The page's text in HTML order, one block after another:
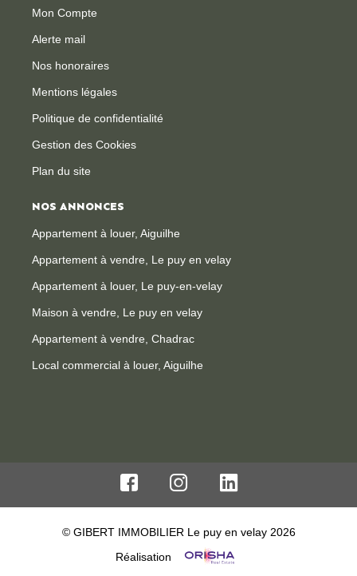
Mon Compte
Alerte mail
Nos honoraires
Mentions légales
Politique de confidentialité
Gestion des Cookies
Plan du site
NOS ANNONCES
Appartement à louer, Aiguilhe
Appartement à vendre, Le puy en velay
Appartement à louer, Le puy-en-velay
Maison à vendre, Le puy en velay
Appartement à vendre, Chadrac
Local commercial à louer, Aiguilhe
© GIBERT IMMOBILIER Le puy en velay 2026
Réalisation